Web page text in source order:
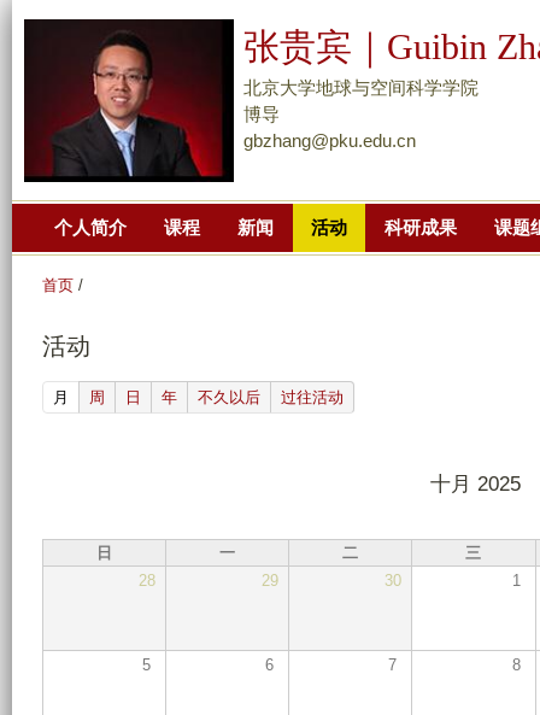
转
主
要
张贵宾｜Guibin
北京大学地球与空间科学学院
博导
gbzhang@pku.edu.cn
个人简介 课程 新闻 活动 科研成果 课题
首页 /
活动
月 (active tab)
周 日 年 不久以后 过往活动
十月 2025
日 一 二
三
28
29 30 1
5 6 7 8